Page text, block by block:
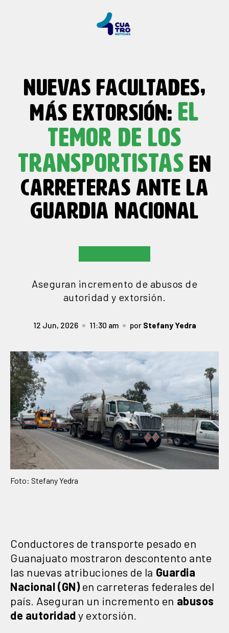
NUEVAS FACULTADES,
MÁS EXTORSIÓN: EL
TEMOR DE LOS
TRANSPORTISTAS EN
CARRETERAS ANTE LA
GUARDIA NACIONAL
Aseguran incremento de abusos de
autoridad y extorsión.
12 Jun, 2026 11:30 am por Stefany Yedra
Foto: Stefany Yedra
Conductores de transporte pesado en
Guanajuato mostraron descontento ante
las nuevas atribuciones de la Guardia
Nacional (GN) en carreteras federales del
país. Aseguran un incremento en abusos
de autoridady extorsión.